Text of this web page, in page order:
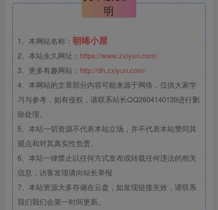
明
1、本网站名称： 朝晞小屋
2、本站永久网址： https://www.zxiyun.com/
3、更多有趣网站： http://dh.zxiyun.com/
4、本网站的文章部分内容可能来源于网络，仅供大家学
习与参考，如有侵权，请联系站长QQ2604140139进行删
除处理。
5、本站一切资源不代表本站立场，并不代表本站赞同其
观点和对其真实性负责。
6、本站一律禁止以任何方式发布或转载任何违法的相关
信息，访客发现请向站长举报
7、本站资源大多存储在云盘，如发现链接失效，请联系
我们我们会第一时间更新。